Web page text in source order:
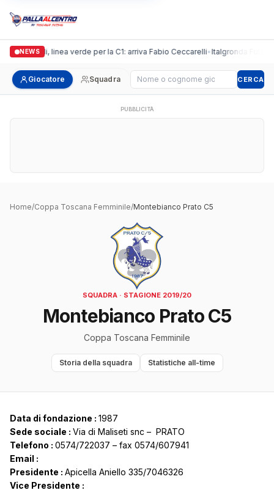
NEWS
Casalguidi, linea verde per la C1: arriva Fabio Ceccarelli•Italgronda Futsal
Giocatore Squadra Cerca giocatore CERCA
PUBBLICITÀ
Home/Coppa Toscana Femminile/Montebianco Prato C5
SQUADRA · STAGIONE 2019/20
Montebianco Prato C5
Coppa Toscana Femminile
Storia della squadra Statistiche all-time
Data di fondazione : 1987
Sede sociale : Via di Maliseti snc – PRATO
Telefono : 0574/722037 – fax 0574/607941
Email :
Presidente : Apicella Aniello 335/7046326
Vice Presidente :